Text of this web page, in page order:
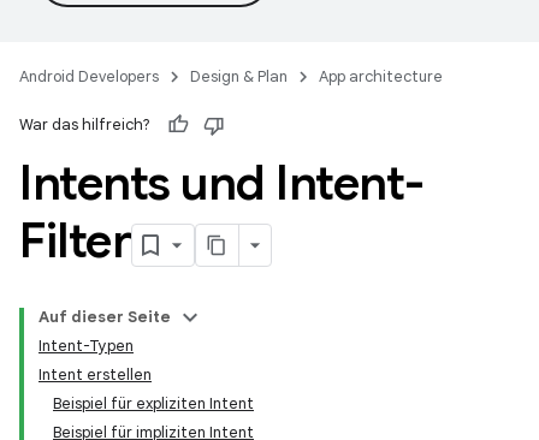
Android Developers Design & Plan App architecture
War das hilfreich?
Intents und Intent-
Filter
Auf dieser Seite
Intent-Typen
Intent erstellen
Beispiel für expliziten Intent
Beispiel für impliziten Intent